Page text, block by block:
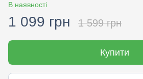
В наявності
1 099 грн 1 599 грн
Купити